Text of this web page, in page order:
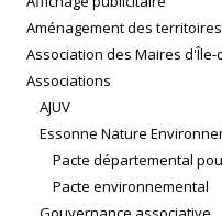
Aménagement des territoires
Association des Maires d'Île-
Associations
AJUV
Essonne Nature
Pacte départemental
Pacte environnemental